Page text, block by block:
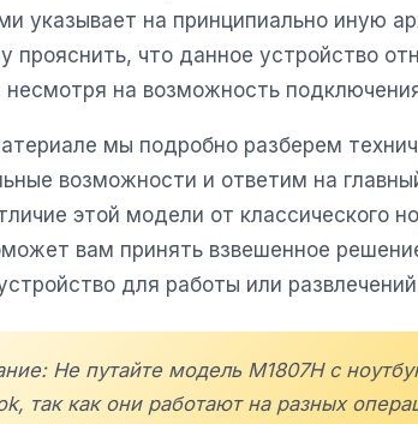
указывает на принципиально иную
прояснить, что данное устройство
несмотря на возможность
мы подробно разберем
возможности и ответим на
этой модели от классического
вам принять взвешенное
для работы или
Не путайте модель M1807H с
так как они работают на разных